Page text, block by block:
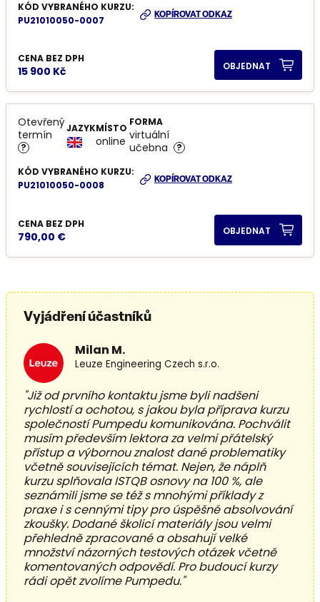
KÓD VYBRANÉHO KURZU:
PU21010050-0007
KOPÍROVAT ODKAZ
CENA BEZ DPH
15 900 Kč OBJEDNAT
Otevřený
termín
?
JAZYKMÍSTO
online
FORMA
virtuální
učebna
?
KÓD VYBRANÉHO KURZU:
PU21010050-0008
KOPÍROVAT ODKAZ
CENA BEZ DPH
790,00 € OBJEDNAT
Vyjádření účastníků
Milan M.
Leuze Engineering Czech s.r.o.
"Již od prvního kontaktu jsme byli nadšeni
rychlostí a ochotou, s jakou byla příprava kurzu
společností Pumpedu komunikována. Pochválit
musím především lektora za velmi přátelský
přístup a výbornou znalost dané problematiky
včetně souvisejících témat. Nejen, že náplň
kurzu splňovala ISTQB osnovy na 100 %, ale
seznámili jsme se též s mnohými příklady z
praxe i s cennými tipy pro úspěšné absolvování
zkoušky. Dodané školicí materiály jsou velmi
přehledně zpracované a obsahují velké
množství názorných testových otázek včetně
komentovaných odpovědí. Pro budoucí kurzy
rádi opět zvolíme Pumpedu."